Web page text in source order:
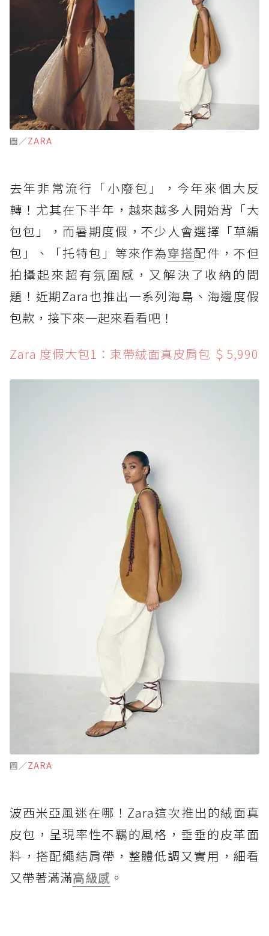
圖／ZARA
去年非常流行「小廢包」，今年來個大反
轉！尤其在下半年，越來越多人開始背「大
包包」，而暑期度假，不少人會選擇「草編
包」、「托特包」等來作為穿搭配件，不但
拍攝起來超有氛圍感，又解決了收納的問
題！近期Zara也推出一系列海島、海邊度假
包款，接下來一起來看看吧！
Zara 度假大包1：束帶絨面真皮肩包 ＄5,990
圖／ZARA
波西米亞風迷在哪！Zara這次推出的絨面真
皮包，呈現率性不羈的風格，垂垂的皮革面
料，搭配繩結肩帶，整體低調又實用，細看
又帶著滿滿高級感 。